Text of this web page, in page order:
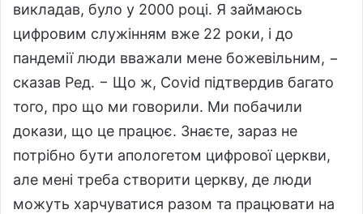
викладав, було у 2000 році. Я займаюсь
цифровим служінням вже 22 роки, і до
пандемії люди вважали мене божевільним, −
сказав Ред. − Що ж, Covid підтвердив багато
того, про що ми говорили. Ми побачили
докази, що це працює. Знаєте, зараз не
потрібно бути апологетом цифрової церкви,
але мені треба створити церкву, де люди
можуть харчуватися разом та працювати на